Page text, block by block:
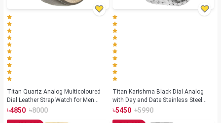
Titan Quartz Analog Multicoloured
Dial Leather Strap Watch for Men
(NS1729SL04)
৳4850 ৳8000
Titan Karishma Black Dial Analog
with Day and Date Stainless Steel
Strap watch for Men(NS1636SM01)
৳5450 ৳5990